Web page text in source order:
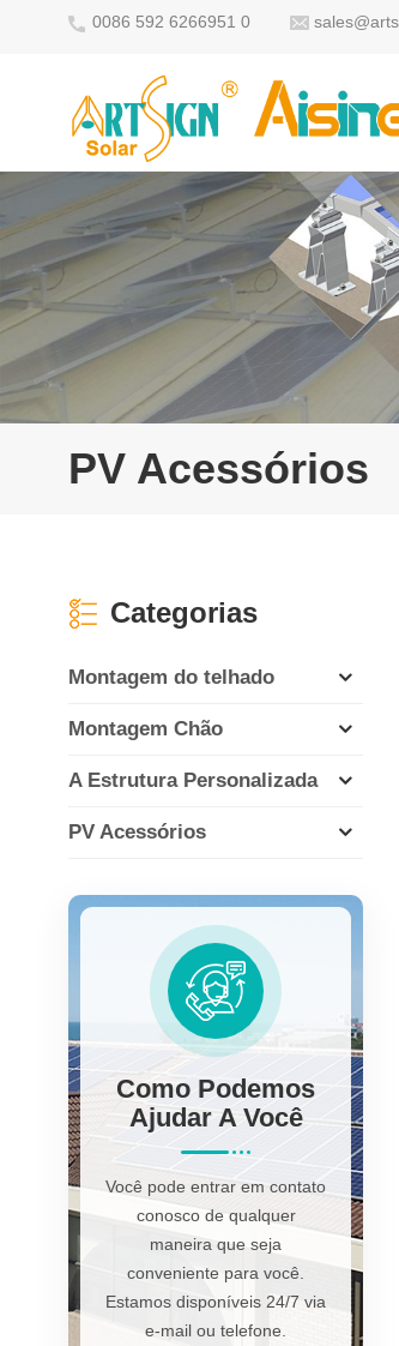
0086 592 6266951 0
PV Acessórios
Categorias
Montagem do telhado
Montagem Chão
A Estrutura Personalizada
PV Acessórios
Como Podemos
Ajudar A Você
Você pode entrar em contato
conosco de qualquer
maneira que seja
conveniente para você.
Estamos disponíveis 24/7 via
e-mail ou telefone.